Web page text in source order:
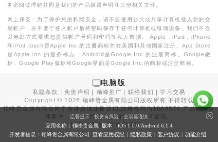
务必阅读理解并同意我们的产品披露声明和其他相关文件。
网上保安：为了保护您的私隐安全，请不要使用公共或共享计算机登入您的交
易帐户，亦不要于登入帐户后将密码保存于任何计算机或移动设备。我们不会
以电邮方式要求您提供帐户号码和密码等私人数据。 Apple，iPad，iPhone
和iPod touch是Apple Inc.的注册商标并在美国和其他国家注册。App Store
是Apple Inc.的服务标志，Android是Google Inc.的注册商标。Google徽
标，Google Play徽标和Google界面是Google Inc.的商标或注册商标。
电脑版
私隐条款 |免责声明 领峰推广 |联络我们 |学习交易
Copyright ©2026 领峰贵金属有限公司版权所有,不得转载
领峰贵金属有限公司于香港合法注册登记,注册号码为1660574,产品面向全
球客户。本站内所有内容均为香港地区资讯。
投资有风险，入市需谨慎。
温馨提示：投资有风险，交易需谨慎
应用名称：领峰贵金属 版本：iOS 1.0.0/Android 6.1.4
开发者信息：领峰贵金属有限公司 查看应用权限 | 隐私政策 | 客户协议 | 功能介绍